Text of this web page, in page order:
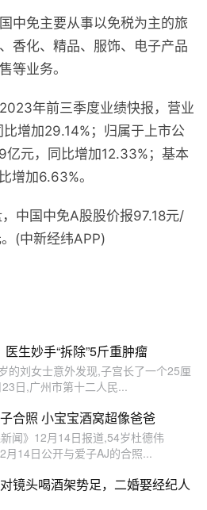
免主要从事以免税为主的旅
香化、精品、服饰、电子产品
等业务。
年前三季度业绩快报，营业
增加29.14%；归属于上市公
亿元，同比增加12.33%；基本
增加6.63%。
国中免A股股价报97.18元/
(中新经纬APP)
生妙手“拆除”5斤重肿瘤
的刘女士意外发现,子宫长了一个25厘
日,广州市第十二人民...
合照 小宝宝酒窝超像爸爸
闻》12月14日报道,54岁杜德伟
14日公开与爱子AJ的合照...
镜头喝酒架势足，二婚娶经纪人